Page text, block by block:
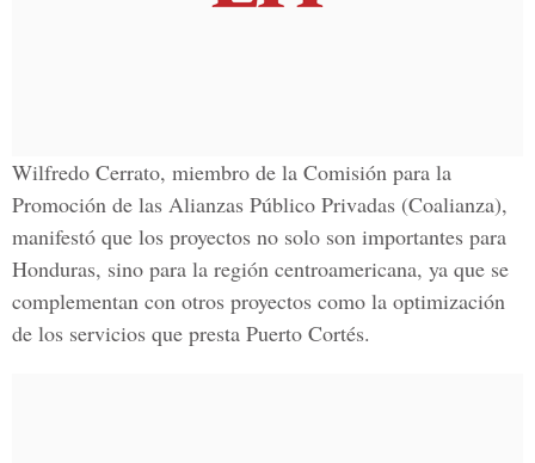
Wilfredo Cerrato, miembro de la Comisión para la
Promoción de las Alianzas Público Privadas (Coalianza),
manifestó que los proyectos no solo son importantes para
Honduras, sino para la región centroamericana, ya que se
complementan con otros proyectos como la optimización
de los servicios que presta Puerto Cortés.